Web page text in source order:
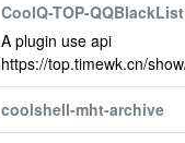
CoolQ-TOP-QQBlackList
A plugin use api
https://top.timewk.cn/
coolshell-mht-archive